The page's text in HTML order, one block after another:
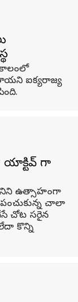
కాలంలో
ఐక్యరాజ్య
గా
ఉత్సాహంగా
చాలా
చోట సరైన
కొన్ని